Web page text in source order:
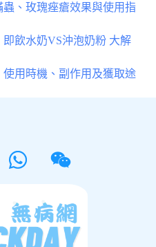
、玫瑰痤瘡效果與使用指
飲水奶VS沖泡奶粉 大解
用時機、副作用及獲取途